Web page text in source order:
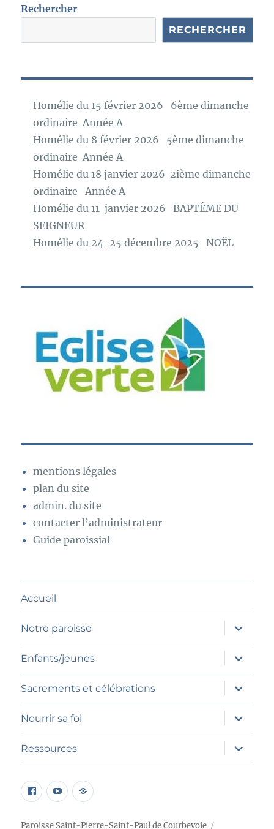
e
Rechercher
RECHERCHER
Homélie du 15 février 2026 6ème dimanche
ordinaire Année A
Homélie du 8 février 2026 5ème dimanche
ordinaire Année A
Homélie du 18 janvier 2026 2ième dimanche
ordinaire Année A
Homélie du 11 janvier 2026 BAPTÊME DU
SEIGNEUR
Homélie du 24-25 décembre 2025 NOËL
mentions légales
plan du site
admin. du site
contacter l’administrateur
Guide paroissial
Accueil
Notre paroisse
ouvrir
le
sous-
menu
Enfants/jeunes
ouvrir
le
sous-
menu
Sacrements et célébrations
ouvrir
le
sous-
menu
Nourrir sa foi
ouvrir
le
sous-
menu
Ressources
ouvrir
le
sous-
page Élément
menu
Programme
chœur
Paroisse Saint-Pierre-Saint-Paul de Courbevoie